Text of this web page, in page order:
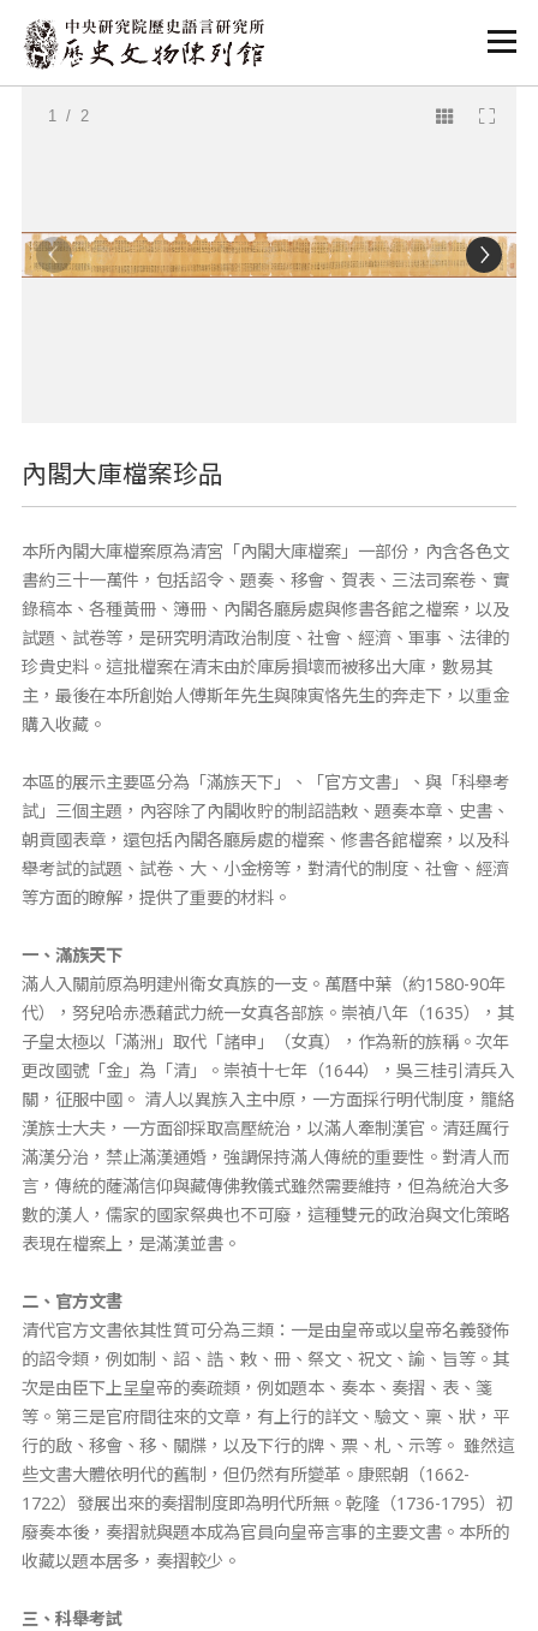
:::
:::
1/ 2
內閣大庫檔案珍品
本所內閣大庫檔案原為清宮「內閣大庫檔案」一部份，內含各色文
書約三十一萬件，包括詔令、題奏、移會、賀表、三法司案卷、實
錄稿本、各種黃冊、簿冊、內閣各廳房處與修書各館之檔案，以及
試題、試卷等，是研究明清政治制度、社會、經濟、軍事、法律的
珍貴史料。這批檔案在清末由於庫房損壞而被移出大庫，數易其
主，最後在本所創始人傅斯年先生與陳寅恪先生的奔走下，以重金
購入收藏。
本區的展示主要區分為「滿族天下」、「官方文書」、與「科舉考
試」三個主題，內容除了內閣收貯的制詔誥敕、題奏本章、史書、
朝貢國表章，還包括內閣各廳房處的檔案、修書各館檔案，以及科
舉考試的試題、試卷、大、小金榜等，對清代的制度、社會、經濟
等方面的瞭解，提供了重要的材料。
一、滿族天下
滿人入關前原為明建州衛女真族的一支。萬曆中葉（約1580-90年
代），努兒哈赤憑藉武力統一女真各部族。崇禎八年（1635），其
子皇太極以「滿洲」取代「諸申」（女真），作為新的族稱。次年
更改國號「金」為「清」。崇禎十七年（1644），吳三桂引清兵入
關，征服中國。 清人以異族入主中原，一方面採行明代制度，籠絡
漢族士大夫，一方面卻採取高壓統治，以滿人牽制漢官。清廷厲行
滿漢分治，禁止滿漢通婚，強調保持滿人傳統的重要性。對清人而
言，傳統的薩滿信仰與藏傳佛教儀式雖然需要維持，但為統治大多
數的漢人，儒家的國家祭典也不可廢，這種雙元的政治與文化策略
表現在檔案上，是滿漢並書。
二、官方文書
清代官方文書依其性質可分為三類：一是由皇帝或以皇帝名義發佈
的詔令類，例如制、詔、誥、敕、冊、祭文、祝文、諭、旨等。其
次是由臣下上呈皇帝的奏疏類，例如題本、奏本、奏摺、表、箋
等。第三是官府間往來的文章，有上行的詳文、驗文、稟、狀，平
行的啟、移會、移、關牒，以及下行的牌、票、札、示等。 雖然這
些文書大體依明代的舊制，但仍然有所變革。康熙朝（1662-
1722）發展出來的奏摺制度即為明代所無。乾隆（1736-1795）初
廢奏本後，奏摺就與題本成為官員向皇帝言事的主要文書。本所的
收藏以題本居多，奏摺較少。
三、科舉考試